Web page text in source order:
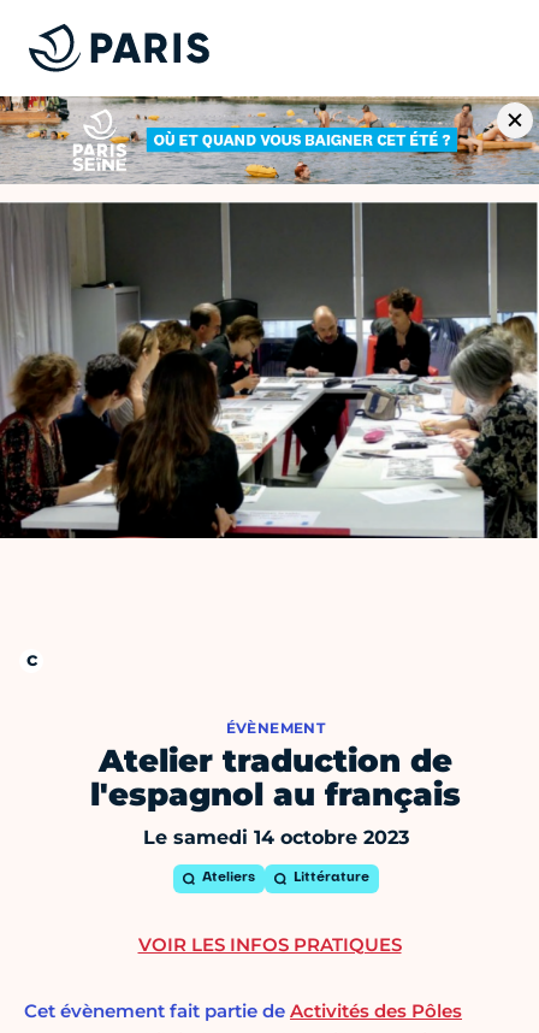
ÉVÈNEMENT
Atelier traduction de
l'espagnol au français
Le samedi 14 octobre 2023
Ateliers Littérature
Cet évènement fait partie de Activités des Pôles
VOIR LES INFOS PRATIQUES